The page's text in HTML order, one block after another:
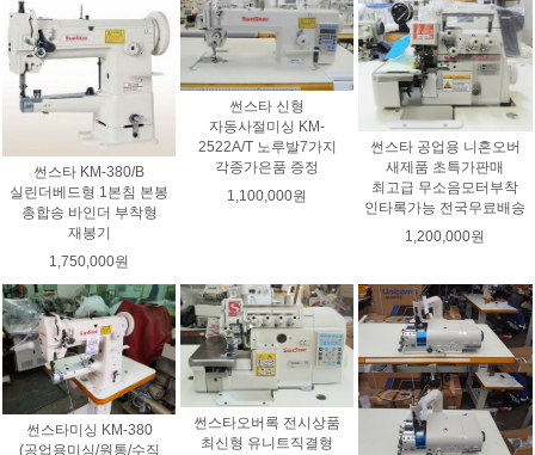
썬스타 KM-380/B
실린더베드형 1본침 본봉
총합송 바인더 부착형
재봉기
1,750,000원
썬스타 신형
자동사절미싱 KM-
2522A/T 노루발7가지
각종가은품 증정
1,100,000원
썬스타 공업용 니혼오버
새제품 초특가판매
최고급 무소음모터부착
인타록가능 전국무료배송
1,200,000원
썬스타미싱 KM-380
(공업용미싱/원통/수직
썬스타오버록 전시상품
최신형 유니트직결형